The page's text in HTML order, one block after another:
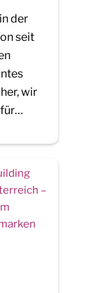
der
seit
wir
für…